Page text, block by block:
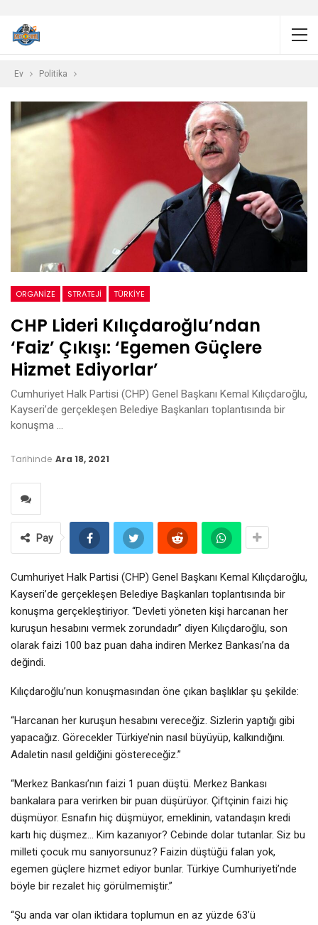
Ev Politika
ORGANIZE STRATEJI TÜRKIYE
CHP Lideri Kılıçdaroğlu’ndan
‘faiz’ Çıkışı: ‘Egemen Güçlere
Hizmet Ediyorlar’
Cumhuriyet Halk Partisi (CHP) Genel Başkanı Kemal Kılıçdaroğlu,
Kayseri’de gerçekleşen Belediye Başkanları toplantısında bir
konuşma …
Tarihinde Ara 18, 2021
Pay
Cumhuriyet Halk Partisi (CHP) Genel Başkanı Kemal Kılıçdaroğlu,
Kayseri’de gerçekleşen Belediye Başkanları toplantısında bir
konuşma gerçekleştiriyor. “Devleti yöneten kişi harcanan her
kuruşun hesabını vermek zorundadır” diyen Kılıçdaroğlu, son
olarak faizi 100 baz puan daha indiren Merkez Bankası’na da
değindi.
Kılıçdaroğlu’nun konuşmasından öne çıkan başlıklar şu şekilde:
“Harcanan her kuruşun hesabını vereceğiz. Sizlerin yaptığı gibi
yapacağız. Görecekler Türkiye’nin nasıl büyüyüp, kalkındığını.
Adaletin nasıl geldiğini göstereceğiz.”
“Merkez Bankası’nın faizi 1 puan düştü. Merkez Bankası
bankalara para verirken bir puan düşürüyor. Çiftçinin faizi hiç
düşmüyor. Esnafın hiç düşmüyor, emeklinin, vatandaşın kredi
kartı hiç düşmez… Kim kazanıyor? Cebinde dolar tutanlar. Siz bu
milleti çocuk mu sanıyorsunuz? Faizin düştüğü falan yok,
egemen güçlere hizmet ediyor bunlar. Türkiye Cumhuriyeti’nde
böyle bir rezalet hiç görülmemiştir.”
“Şu anda var olan iktidara toplumun en az yüzde 63’ü